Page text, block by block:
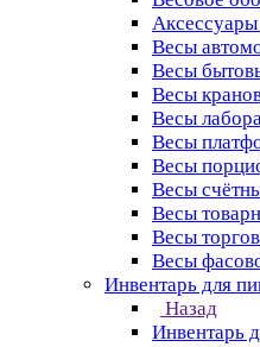
Аксессуары
Весы
Весы
Весы
Весы
Весы
Весы
Весы
Весы
Весы
Весы
Инвентарь для
Назад
Инвентарь